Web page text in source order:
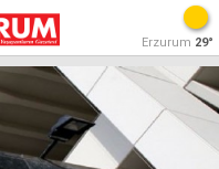
Erzurum 29°